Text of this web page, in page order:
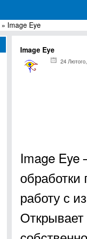
для Windows
» Image Eye
Image Eye
24
Image Eye
работу с